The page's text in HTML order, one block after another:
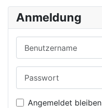
Anmeldung
Angemeldet bleiben